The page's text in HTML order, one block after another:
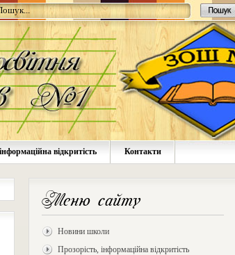
відкритість Контакти
Меню сайту
Новини школи
Прозорість, інформаційна відкритість